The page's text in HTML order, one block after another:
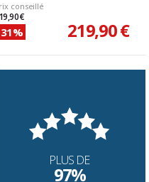
conseillé
€
219,90 €
PLUS DE
97%